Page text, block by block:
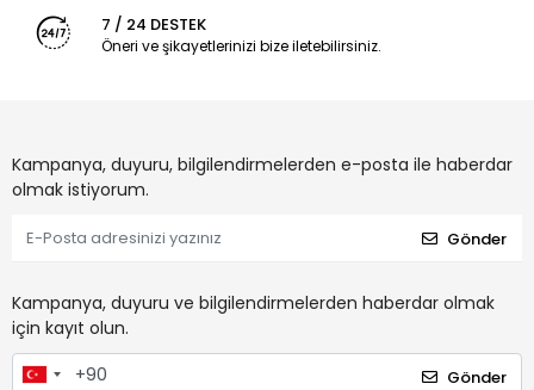
7 / 24 DESTEK
Öneri ve şikayetlerinizi bize iletebilirsiniz.
Kampanya, duyuru, bilgilendirmelerden e-posta ile haberdar
olmak istiyorum.
Gönder
Kampanya, duyuru ve bilgilendirmelerden haberdar olmak
için kayıt olun.
Gönder